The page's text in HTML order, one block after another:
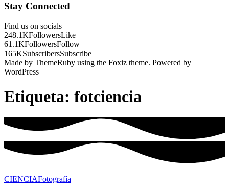
Stay Connected
Find us on socials
248.1KFollowersLike
61.1KFollowersFollow
165KSubscribersSubscribe
Made by ThemeRuby using the Foxiz theme. Powered by
WordPress
Etiqueta: fotciencia
CIENCIAFotografía